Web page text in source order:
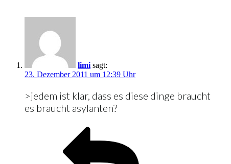
limi sagt:
23. Dezember 2011 um 12:39 Uhr
>jedem ist klar, dass es diese dinge braucht
es braucht asylanten?